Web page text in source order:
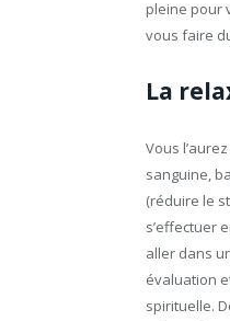
pleine pour
vous faire
La
Vous
sanguine,
(réduire le
s’effectuer
aller dans
évaluation
spirituelle.